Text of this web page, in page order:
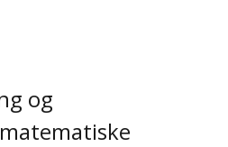
og